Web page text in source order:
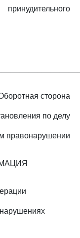
сторона
по делу
правонарушении